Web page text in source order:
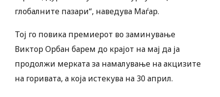
глобалните пазари“, наведува Маѓар.
Тој го повика премиерот во заминување
Виктор Орбан барем до крајот на мај да ја
продолжи мерката за намалување на акцизите
на горивата, а која истекува на 30 април.